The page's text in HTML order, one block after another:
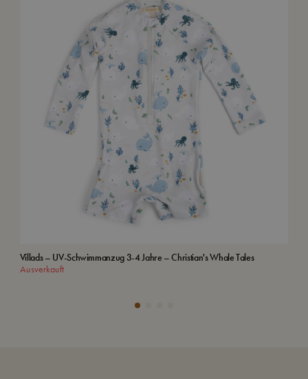
Villads – UV-Schwimmanzug 3-4 Jahre – Christian's Whale Tales
Ausverkauft